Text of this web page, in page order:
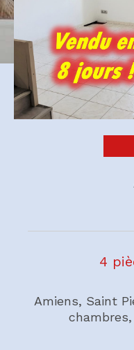
4
Amiens, Saint